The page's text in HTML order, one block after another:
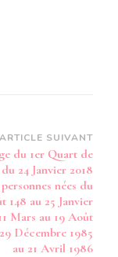
ARTICLE SUIVANT
du 1er Quart de
24 Janvier 2018
nées du
148 au 25 Janvier
Mars au 19 Août
Décembre 1985
au 21 Avril 1986